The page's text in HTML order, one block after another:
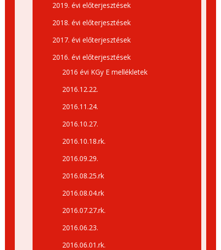
2019. évi előterjesztések
2018. évi előterjesztések
2017. évi előterjesztések
2016. évi előterjesztések
2016 évi KGy E mellékletek
2016.12.22.
2016.11.24.
2016.10.27.
2016.10.18.rk.
2016.09.29.
2016.08.25.rk
2016.08.04.rk
2016.07.27.rk.
2016.06.23.
2016.06.01.rk.